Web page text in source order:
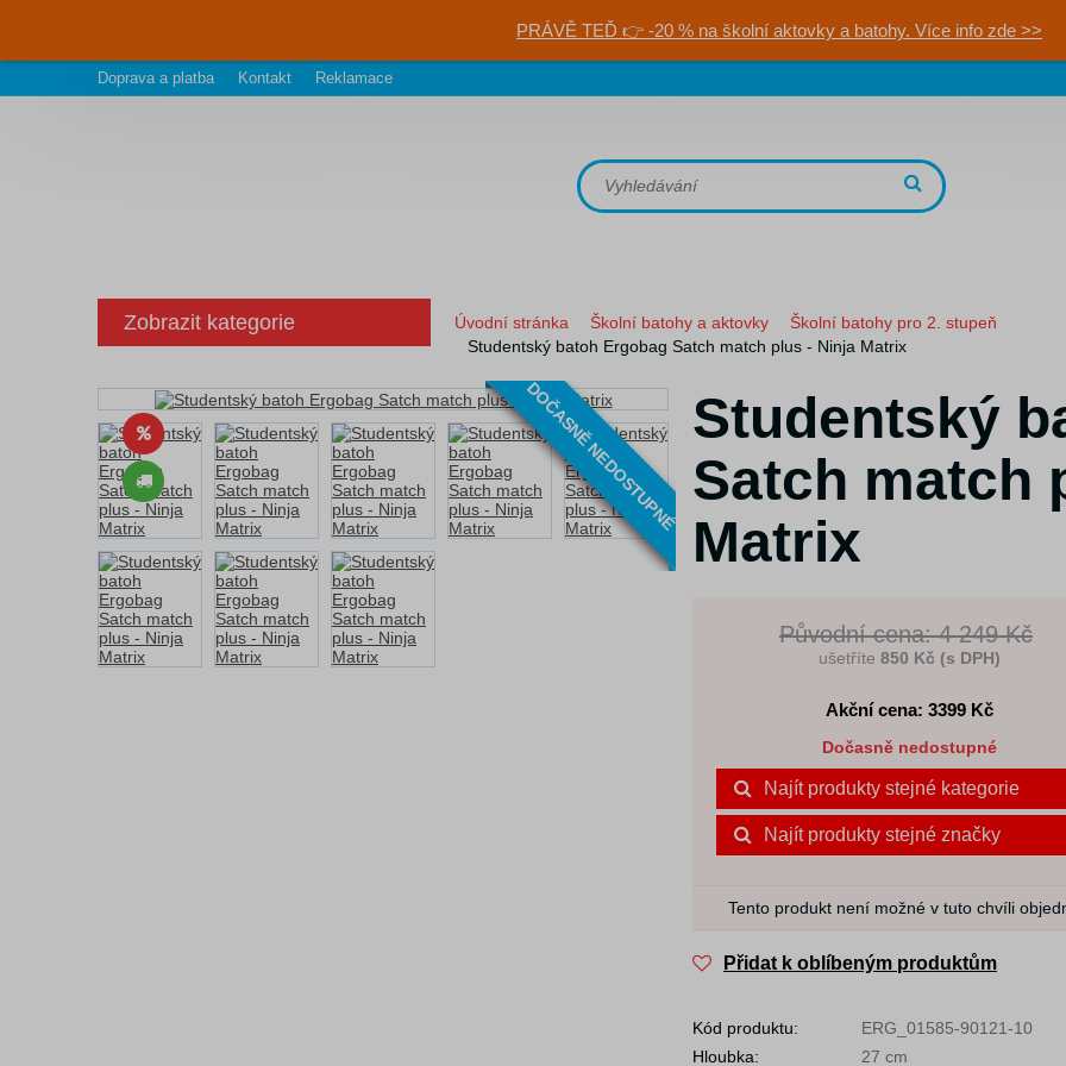
PRÁVĚ TEĎ 👉 -20 % na školní aktovky a batohy. Více info zde >>
Doprava a platba Kontakt Reklamace
Zobrazit kategorie Úvodní stránka Školní batohy a aktovky
Školní batohy pro 2. stupeň
Studentský batoh Ergobag Satch match plus - Ninja Matrix
DOČASNĚ NEDOSTUPNÉ Studentský
Satch match
Matrix
Původní cena: 4 249 Kč
ušetříte 850 Kč (s DPH)
Akční cena: 3399Kč
Dočasně nedostupné
Najít produkty stejné kategorie
Najít produkty stejné značky
Tento produkt není možné v tuto chvíli
Přidat k oblíbeným produktům
Kód produktu:
ERG_01585-90121-10
Hloubka:
27 cm